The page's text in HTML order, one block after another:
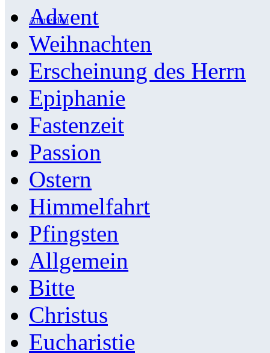
Anmelden
Advent
Weihnachten
Erscheinung des Herrn
Epiphanie
Fastenzeit
Passion
Ostern
Himmelfahrt
Pfingsten
Allgemein
Bitte
Christus
Eucharistie